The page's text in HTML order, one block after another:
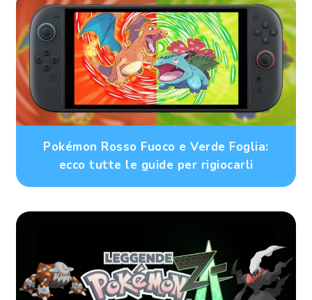
Pokémon Rosso Fuoco e Verde Foglia:
ecco tutte le guide per rigiocarli